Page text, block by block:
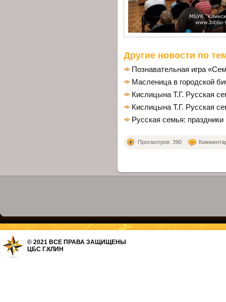
Другие новости по
Познавательная игра
Масленица в городской
Кислицына Т.Г. Русская
Кислицына Т.Г. Русская
Русская семья: праздники
Просмотров: 390
© 2021 ВСЕ ПРАВА ЗАЩИЩЕНЫ
ЦБС Г.КЛИН